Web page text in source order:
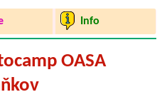
Info
OASA